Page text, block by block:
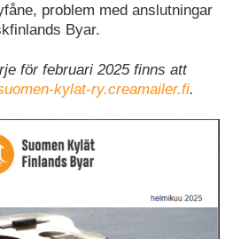
problem med anslutningar
Byar.
för februari 2025 finns att
kylat-ry.creamailer.fi.